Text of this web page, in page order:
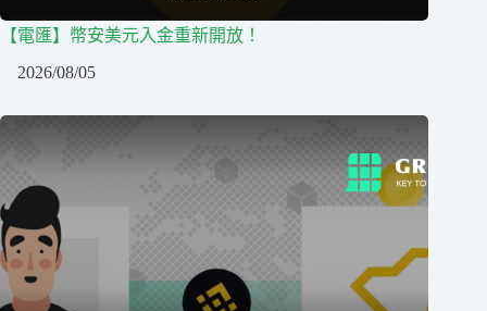
【電匯】幣安美元入金重新開放！
2026/08/05